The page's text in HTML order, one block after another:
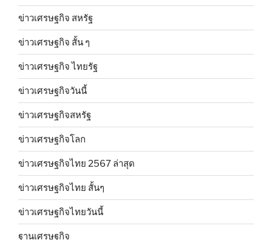
ข่าวเศรษฐกิจ สหรัฐ
ข่าวเศรษฐกิจ สั้น ๆ
ข่าวเศรษฐกิจ ไทยรัฐ
ข่าวเศรษฐกิจวันนี้
ข่าวเศรษฐกิจสหรัฐ
ข่าวเศรษฐกิจโลก
ข่าวเศรษฐกิจไทย 2567 ล่าสุด
ข่าวเศรษฐกิจไทย สั้นๆ
ข่าวเศรษฐกิจไทยวันนี้
ฐานเศรษฐกิจ